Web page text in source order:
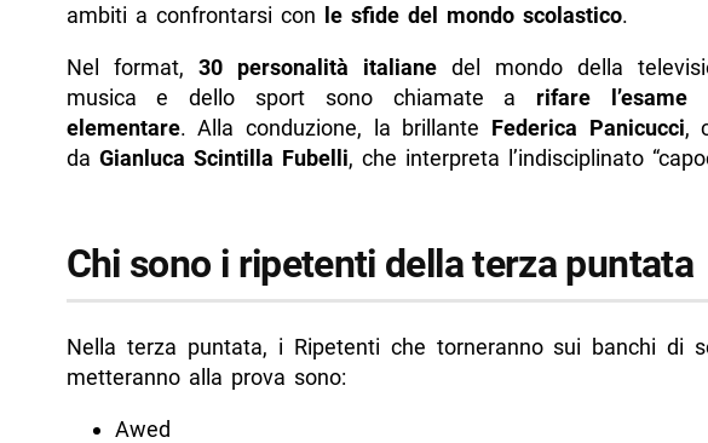
ambiti a confrontarsi con
le sfide del mondo scolastico.
Nel format, 30 personalità italianedel mondo della
musica e dello sport sono chiamate a rifare
elementare. Alla conduzione, la brillante Federica Panicucci,
da Gianluca Scintilla Fubelli, che interpreta l’indisciplinato
Chi sono i ripetenti della terza puntata
Nella terza puntata, i Ripetenti che torneranno sui banchi di
metteranno alla prova sono:
Awed